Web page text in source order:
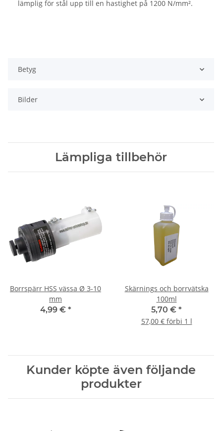
lämplig för stål upp till en hastighet på 1200 N/mm².
Betyg
Bilder
Lämpliga tillbehör
Borrspärr HSS vässa Ø 3-10
mm
4,99 € *
Skärnings och borrvätska
100ml
5,70 € *
57,00 € förbi 1 l
Kunder köpte även följande
produkter